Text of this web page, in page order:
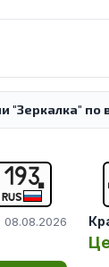
"Зеркалка" по
193
RUS
08.08.2026